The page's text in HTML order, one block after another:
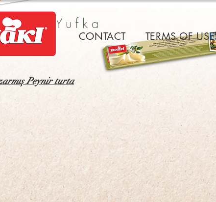
CONTACT TERMS OF USE
Yufka
Ile
Peynir turta